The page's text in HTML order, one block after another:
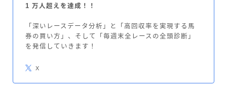
1 万人超えを達成！！
「深いレースデータ分析」と「高回収率を実現する馬
券の買い方」、そして「毎週末全レースの全頭診断」
を発信していきます！
X